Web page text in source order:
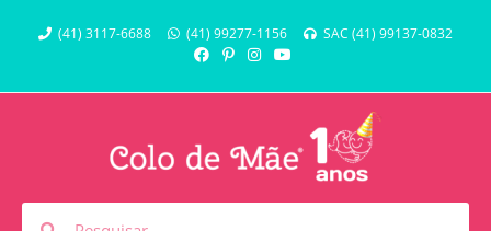
(41) 3117-6688 (41) 99277-1156 SAC (41) 99137-0832